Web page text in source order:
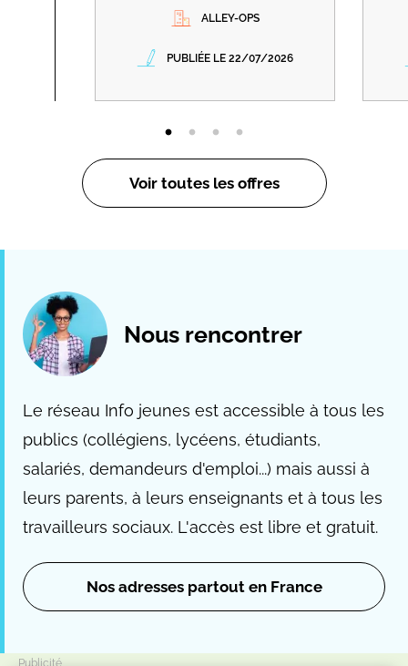
ALLEY-OPS
PUBLIÉE LE 22/07/2026
Voir toutes les offres
Nous rencontrer
Le réseau Info jeunes est accessible à tous les
publics (collégiens, lycéens, étudiants,
salariés, demandeurs d'emploi...) mais aussi à
leurs parents, à leurs enseignants et à tous les
travailleurs sociaux. L'accès est libre et gratuit.
Nos adresses partout en France